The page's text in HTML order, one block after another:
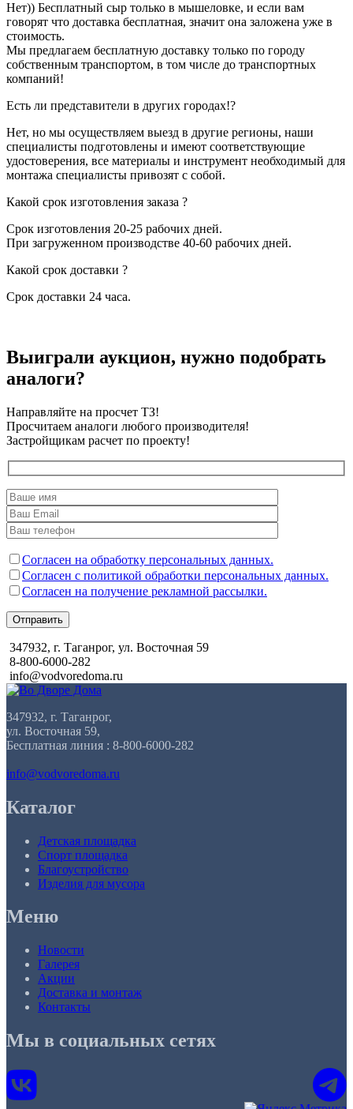
Нет)) Бесплатный сыр только в мышеловке, и если вам
говорят что доставка бесплатная, значит она заложена уже в
стоимость.
Мы предлагаем бесплатную доставку только по городу
собственным транспортом, в том числе до транспортных
компаний!
Есть ли представители в других городах!?
Нет, но мы осуществляем выезд в другие регионы, наши
специалисты подготовлены и имеют соответствующие
удостоверения, все материалы и инструмент необходимый для
монтажа специалисты привозят с собой.
Какой срок изготовления заказа ?
Срок изготовления 20-25 рабочих дней.
При загруженном производстве 40-60 рабочих дней.
Какой срок доставки ?
Срок доставки 24 часа.
Выиграли аукцион, нужно подобрать
аналоги?
Направляйте на просчет ТЗ!
Просчитаем аналоги любого производителя!
Застройщикам расчет по проекту!
Согласен на обработку персональных данных.
Согласен с политикой обработки персональных данных.
Согласен на получение рекламной рассылки.
Отправить
347932, г. Таганрог, ул. Восточная 59
8-800-6000-282
info@vodvoredoma.ru
347932, г. Таганрог,
ул. Восточная 59,
Бесплатная линия : 8-800-6000-282
info@vodvoredoma.ru
Каталог
Детская площадка
Спорт площадка
Благоустройство
Изделия для мусора
Меню
Новости
Галерея
Акции
Доставка и монтаж
Контакты
Мы в социальных сетях